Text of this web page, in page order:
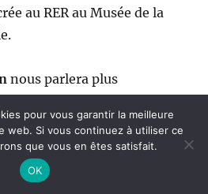
au RER au Musée de la
nous parlera plus
par Philippe Benhamou
Turbet.
pour vous garantir la meilleure
web. Si vous continuez à utiliser ce
que vous en êtes satisfait.
OK